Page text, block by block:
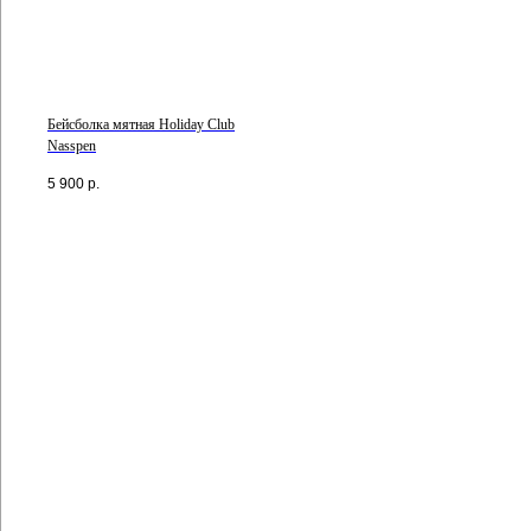
Бейсболка мятная Holiday Club
Nasspen
5 900 р.